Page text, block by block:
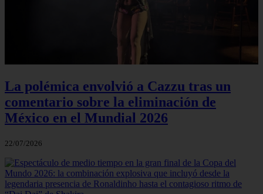
La polémica envolvió a Cazzu tras un
comentario sobre la eliminación de
México en el Mundial 2026
22/07/2026